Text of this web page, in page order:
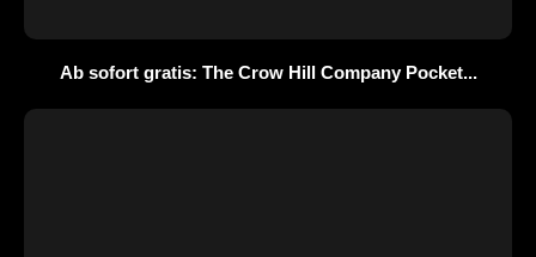
Ab sofort gratis: The Crow Hill Company Pocket...